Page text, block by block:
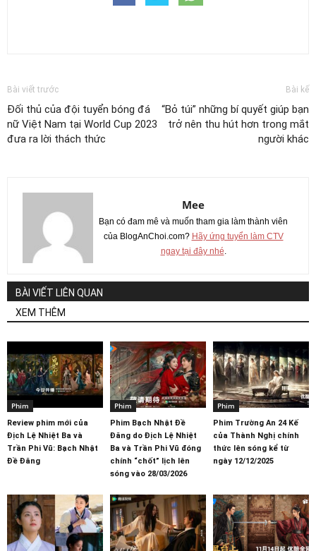
Bài viết trước
Đối thủ của đội tuyển bóng đá
nữ Việt Nam tại World Cup 2023
đưa ra lời thách thức
Bài kế
“Bỏ túi” những bí quyết giúp bạn
trở nên thu hút hơn trong mắt
người khác
Mee
Bạn có đam mê và muốn tham gia làm thành viên
của BlogAnChoi.com? Hãy ứng tuyển làm CTV
ngay tại đây nhé.
BÀI VIẾT LIÊN QUAN
XEM THÊM
Phim
Review phim mới của
Địch Lệ Nhiệt Ba và
Trần Phi Vũ: Bạch Nhật
Đề Đăng
Phim
Phim Bạch Nhật Đề
Đăng do Địch Lệ Nhiệt
Ba và Trần Phi Vũ đóng
chính “chốt” lịch lên
sóng vào 28/03/2026
Phim
Phim Trường An 24 Kế
của Thành Nghị chính
thức lên sóng kể từ
ngày 12/12/2025